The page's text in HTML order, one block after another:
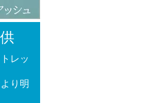
レッ
り明